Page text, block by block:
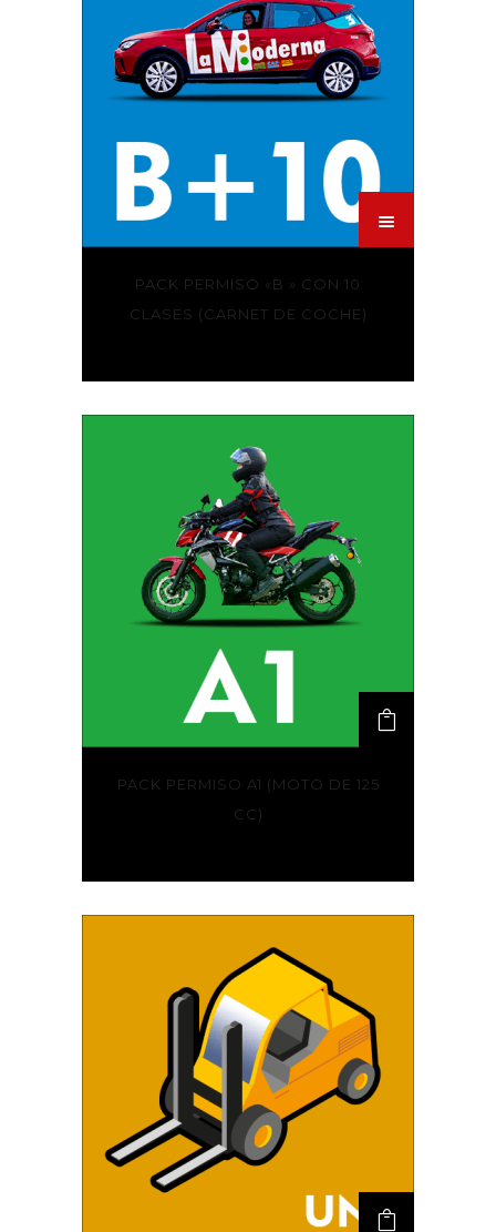
PACK PERMISO «B » CON 10
CLASES (CARNET DE COCHE)
PACK PERMISO A1 (MOTO DE 125
CC)